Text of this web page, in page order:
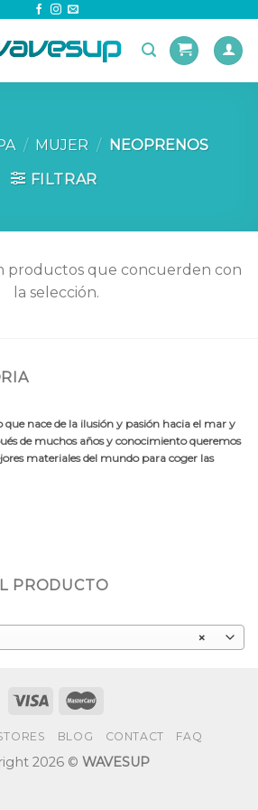
/ MUJER / NEOPRENOS
FILTRAR
productos que concuerden con
la selección.
que nace de la ilusión y pasión hacia el mar y
de muchos años y conocimiento queremos
materiales del mundo para coger las
PRODUCTO
×
BLOG CONTACT FAQ
2026 © WAVESUP